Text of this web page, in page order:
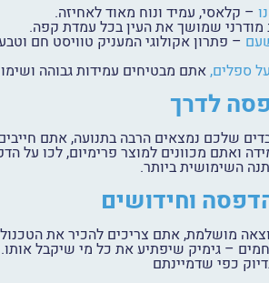
– קלאסי, עמיד ונוח מאוד לאחיזה.
מודרני שמושך את העין בכל עמדת קפה.
– פתרון אקולוגי המעניק טוויסט חם
ספלים,אתם מבטיחים עמידות גבוהה
לדרך
שלכם נמצאים הרבה בתנועה, אתם
ואתם מכוונים למוצר פרימיום, לכו על
השימושית ביותר.
וחידושים
מושלמת, אתם צריכים להכיר את
– גימיק שיפתיע את כל מי שיקבל
כפי שדמיינתם